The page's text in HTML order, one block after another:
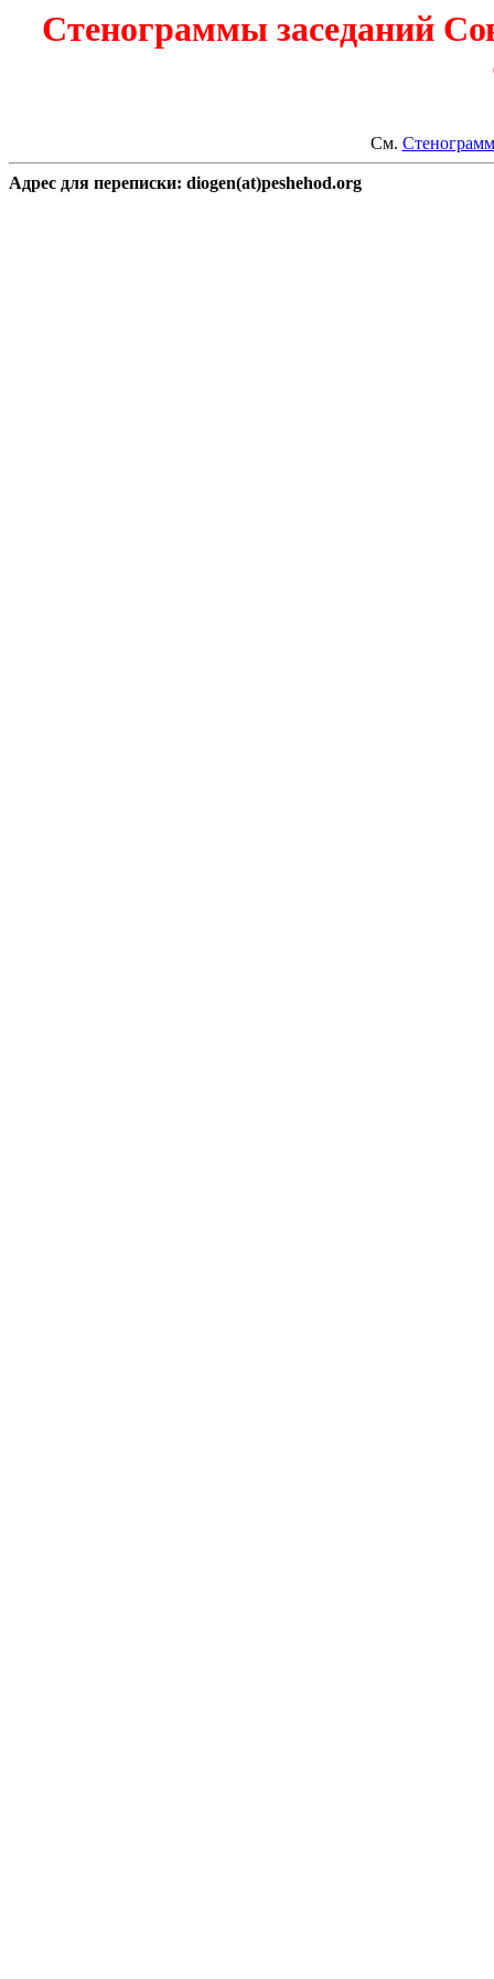
Стенограммы заседаний
См.
Адрес для переписки: diogen(at)peshehod.org